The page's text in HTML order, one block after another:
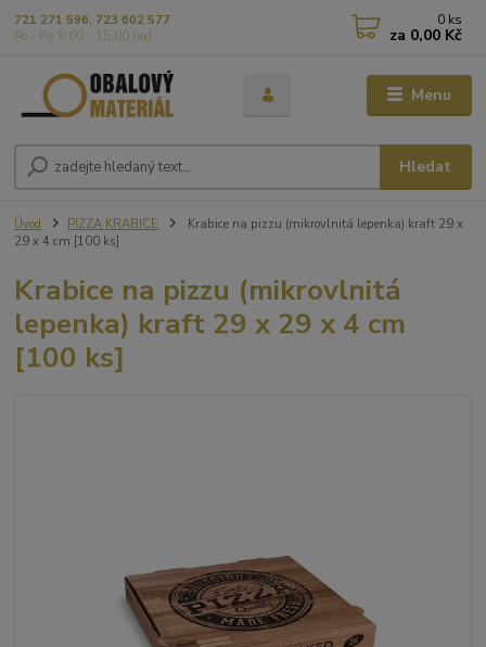
Menu
Hledat
721 271 596, 723 602 577
Po - Pá 9,00 - 15,00 hod
0 ks
za 0,00 Kč
Úvod PIZZA KRABICE
Krabice na pizzu (mikrovlnitá lepenka) kraft 29 x
29 x 4 cm [100 ks]
Krabice na pizzu (mikrovlnitá
lepenka) kraft 29 x 29 x 4 cm
[100 ks]